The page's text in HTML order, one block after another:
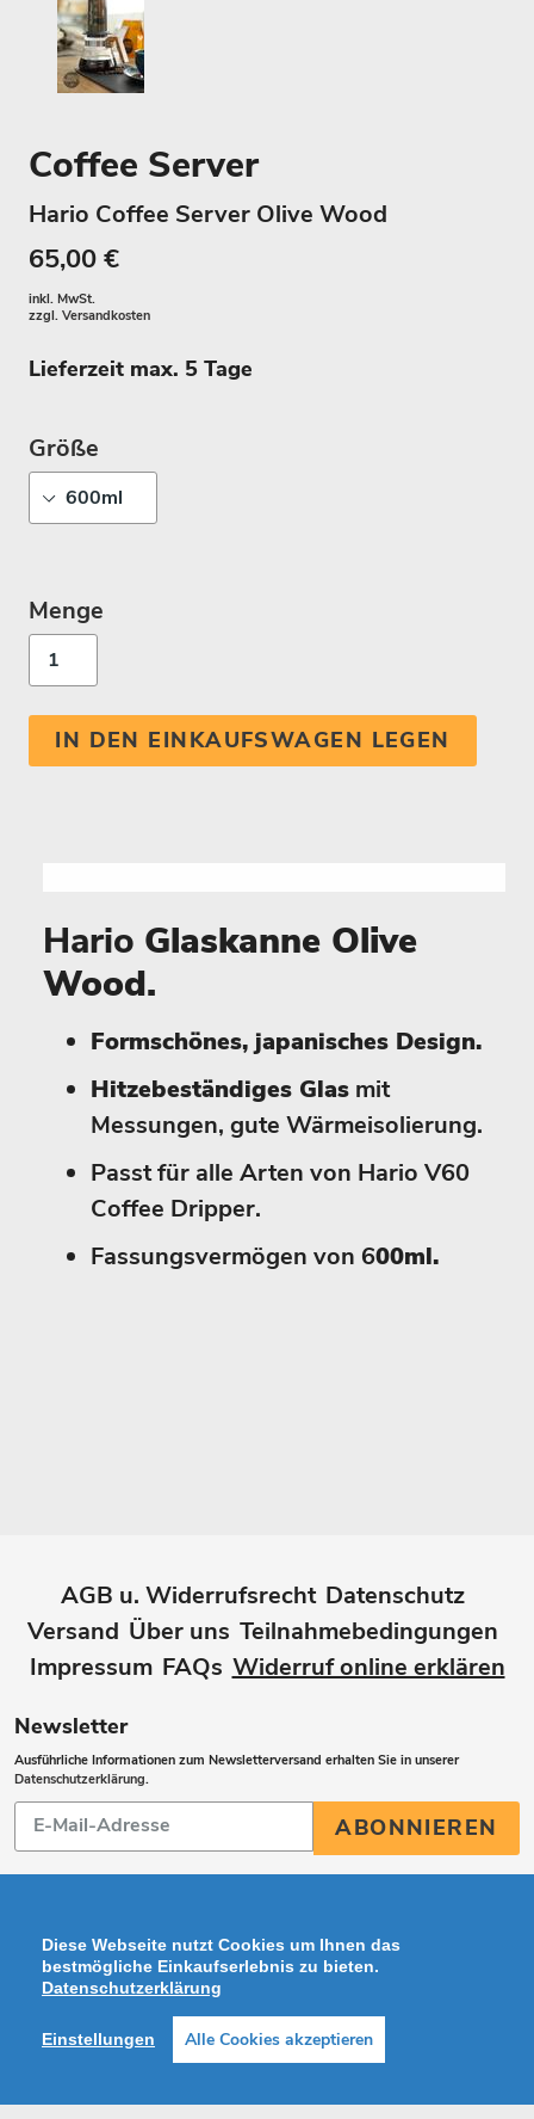
Coffee Server
Hario Coffee Server Olive Wood
65,00 €
inkl. MwSt.
zzgl. Versandkosten
Lieferzeit max. 5 Tage
Größe
Menge
IN DEN EINKAUFSWAGEN LEGEN
Hario Glaskanne Olive
Wood.
Formschönes, japanisches Design.
Hitzebeständiges Glas mit
Messungen, gute Wärmeisolierung.
Passt für alle Arten von Hario V60
Coffee Dripper.
Fassungsvermögen von 600ml.
AGB u. Widerrufsrecht Datenschutz
Versand Über uns Teilnahmebedingungen
Impressum FAQs Widerruf online erklären
Newsletter
Ausführliche Informationen zum Newsletterversand erhalten Sie in unserer
Datenschutzerklärung.
Abonnieren
Sie
unsere
ABONNIEREN
Zahlungsarten
Instagram
Diese Webseite nutzt Cookies um Ihnen das
bestmögliche Einkaufserlebnis zu bieten.
Datenschutzerklärung
Einstellungen Alle Cookies akzeptieren